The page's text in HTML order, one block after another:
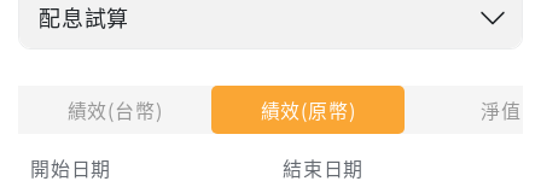
績效(台幣) 績效(原幣)
淨值
開始日期
結束日期
配息試算
試算區間